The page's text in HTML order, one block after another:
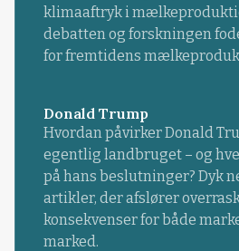
klimaaftryk i
debatten og forskningen
for fremtidens
Donald Trump
Hvordan påvirker Donald
egentlig landbruget – og
på hans beslutninger? Dyk
artikler, der afslører
konsekvenser for både
marked.